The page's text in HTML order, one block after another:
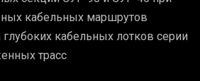
кабельных маршрутов
кабельных лотков серии
трасс